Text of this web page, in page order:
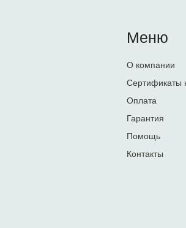
Меню
О компании
Сертификаты
Оплата
Гарантия
Помощь
Контакты